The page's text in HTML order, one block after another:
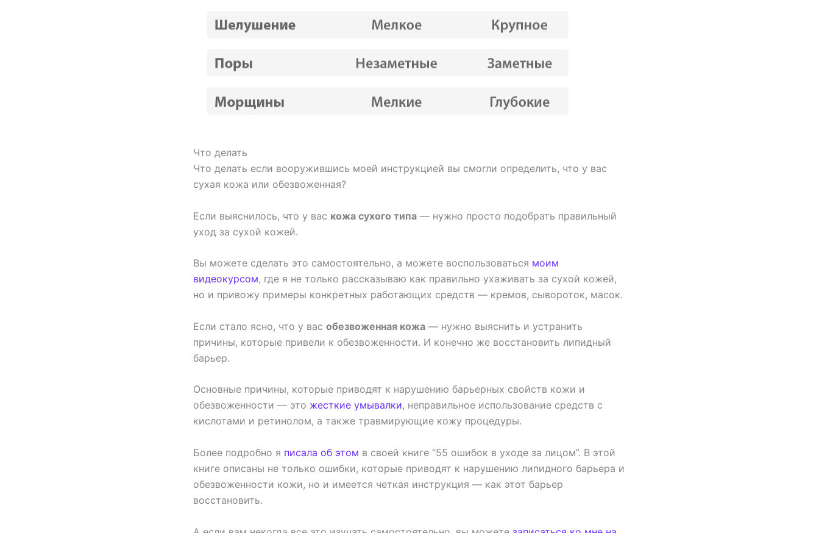
Что делать
Что делать если вооружившись моей инструкцией вы смогли определить, что у вас
сухая кожа или обезвоженная?
Если выяснилось, что у вас кожа сухого типа — нужно просто подобрать правильный
уход за сухой кожей.
Вы можете сделать это самостоятельно, а можете воспользоваться моим
видеокурсом, где я не только рассказываю как правильно ухаживать за сухой кожей,
но и привожу примеры конкретных работающих средств — кремов, сывороток, масок.
Если стало ясно, что у вас обезвоженная кожа — нужно выяснить и устранить
причины, которые привели к обезвоженности. И конечно же восстановить липидный
барьер.
Основные причины, которые приводят к нарушению барьерных свойств кожи и
обезвоженности — это жесткие умывалки, неправильное использование средств с
кислотами и ретинолом, а также травмирующие кожу процедуры.
Более подробно я писала об этом в своей книге “55 ошибок в уходе за лицом”. В этой
книге описаны не только ошибки, которые приводят к нарушению липидного барьера и
обезвоженности кожи, но и имеется четкая инструкция — как этот барьер
восстановить.